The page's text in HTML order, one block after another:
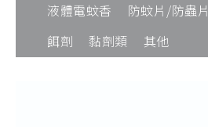
液體電蚊香
防蚊片/防蟲片
餌劑
黏劑類 其他